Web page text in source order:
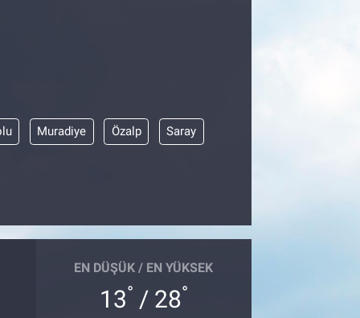
Muradiye Özalp Saray
EN DÜŞÜK / EN YÜKSEK
13° / 28°